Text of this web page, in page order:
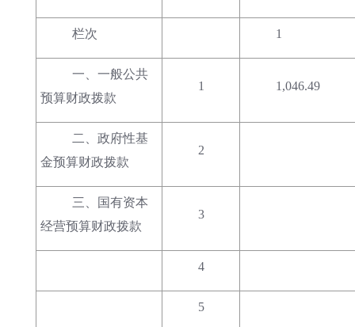
栏次 1
一、一般公共
预算财政拨款
1 1,046.49
二、政府性基
金预算财政拨款
2
三、国有资本
经营预算财政拨款
3
4
5